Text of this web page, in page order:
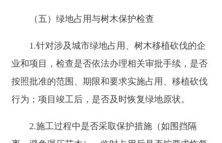
洁，有无被污染、破坏现象。
（2）占道经营与物料堆放
1.经营区域检查：核实临街企业、商铺是否严
格在室内经营，有无超出建筑物外墙、门窗范围，
在人行道、公共场地摆摊设点、加工制作或展示商
2.物料堆放审查：检查企业因施工、装修、经